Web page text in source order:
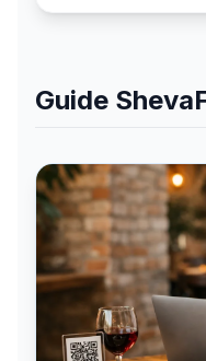
norma. Ecco cosa
Guide